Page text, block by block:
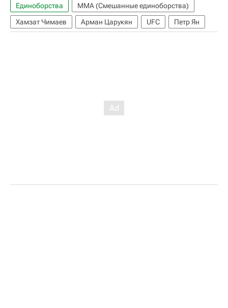
Единоборства
ММА (Смешанные единоборства)
Хамзат Чимаев
Арман Царукян UFC Петр Ян